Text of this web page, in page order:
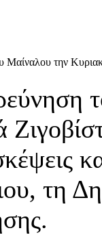
Μαίναλου την
τη